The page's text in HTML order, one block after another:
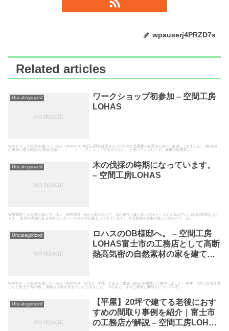
wpauserj4PRZD7s
Related articles
Uncategorized
ワークショップ初参加 – 空間工房
LOHAS
WRITER この記事を書いている人 - WRITER - 昨日は阿部建設さんで行われた造園家の荻野さんWSに参加してきました。 朝5時台
の電車に乗り8時から肉体労働・・・ ・・・テンションが上がらない。 と思っていましたが、最後の達成感...
Uncategorized
木の伐採の時期になっています。
– 空間工房LOHAS
WRITER この記事を書いている人 - WRITER - 秋から冬にかけて、木の成長も夏に比べてゆっくりになるのでいい伐採の時期になり
ます。 富士の大淵にある木材センターに丸太が沢山集まってきています。 今は乾燥の技術が進んだおかげで、以...
Uncategorized
ロハスのOB様邸へ。 – 空間工房
LOHAS富士市の工務店として高断
熱高気密の自然素材の家を建てて
WRITER この記事を書いている人 - WRITER - 今日は、午後、とあるご家族一組をOB様邸へご案内しました。 昨年、8月にお引き渡
しした富士市内のI様。 素敵なお家を見せていただきました。 そのあと、そのご家族と間取りについての打...
Uncategorized
【平屋】20坪で建てる老後におす
すめの間取り事例を紹介｜富士市
の工務店が解説 – 空間工房LOHAS